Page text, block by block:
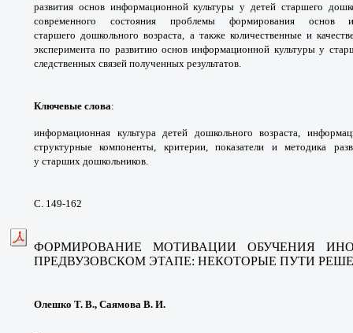
развития основ информационной культуры у детей старшего
современного состояния проблемы формирования основ
старшегодошкольного возраста, а также количественныеи
эксперимента по развитию основинформационной культуры у
следственных связей полученных результатов.
Ключевые слова:
информационная культурадетей дошкольного возраста,
структурныекомпоненты, критерии, показатели и методика
у старших дошкольников.
С. 149-162
ФОРМИРОВАНИЕ МОТИВАЦИИ ОБУЧЕНИЯ
ПРЕДВУЗОВСКОМ ЭТАПЕ: НЕКОТОРЫЕ ПУТИ
Олешко Т. В., Саямова В. И.